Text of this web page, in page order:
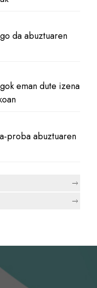
da abuztuaren
eman dute izena
proba abuztuaren